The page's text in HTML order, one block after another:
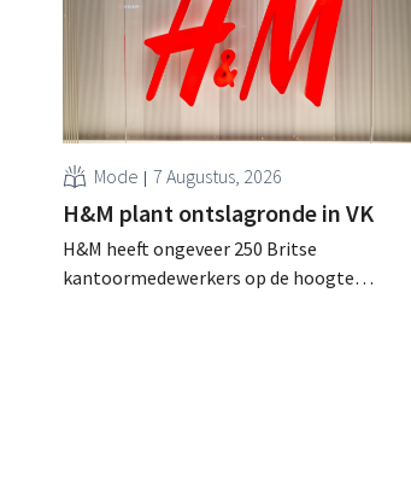
Mode 7 Augustus, 2026
H&M plant ontslagronde in VK
H&M heeft ongeveer 250 Britse
kantoormedewerkers op de hoogte